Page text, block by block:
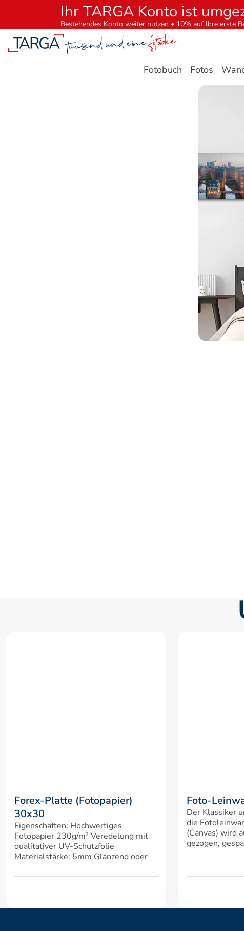
Ihr TARGA Konto ist
Bestehendes Konto weiter nutzen • 10% auf Ihre erste
Fotobuch Fotos
Forex-Platte (Fotopapier)
30x30
Eigenschaften: Hochwertiges
Fotopapier 230g/m² Veredelung mit
qualitativer UV-Schutzfolie
Materialstärke: 5mm Glänzend oder
Foto-
Der Klassiker
die
(Canvas) wird
gezogen,